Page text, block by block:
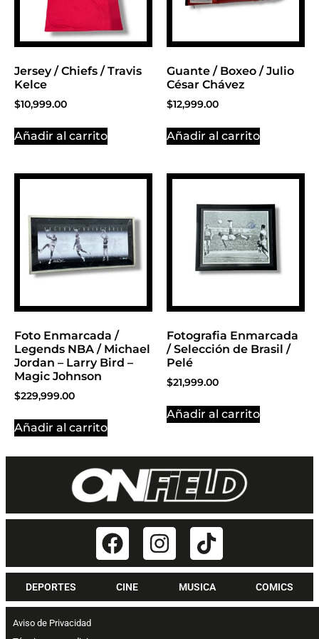
Jersey / Chiefs / Travis
Kelce
$10,999.00
Añadir al carrito
Guante / Boxeo / Julio
César Chávez
$12,999.00
Añadir al carrito
Foto Enmarcada /
Legends NBA / Michael
Jordan – Larry Bird –
Magic Johnson
$229,999.00
Añadir al carrito
Fotografia Enmarcada
/ Selección de Brasil /
Pelé
$21,999.00
Añadir al carrito
DEPORTES CINE MUSICA COMICS
Aviso de Privacidad